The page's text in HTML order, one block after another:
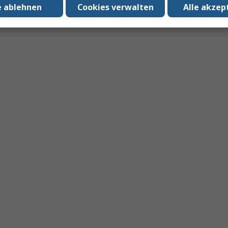
Alle
Cookies verwalten
ablehnen